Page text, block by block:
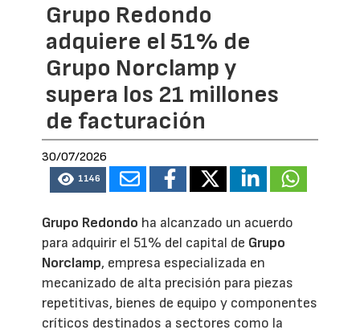
Grupo Redondo
adquiere el 51% de
Grupo Norclamp y
supera los 21 millones
de facturación
30/07/2026
1146
Grupo Redondo ha alcanzado un acuerdo
para adquirir el 51% del capital de Grupo
Norclamp, empresa especializada en
mecanizado de alta precisión para piezas
repetitivas, bienes de equipo y componentes
críticos destinados a sectores como la